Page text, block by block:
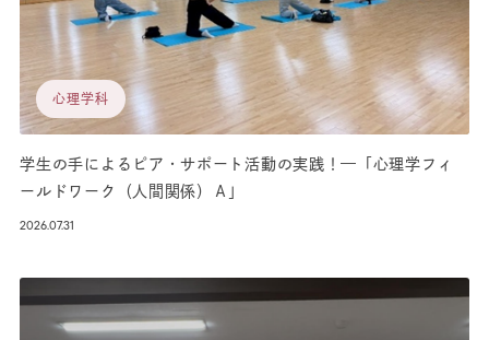
心理学科
学生の手によるピア・サポート活動の実践！—「心理学フィ
ールドワーク（人間関係）Ａ」
2026.07.31